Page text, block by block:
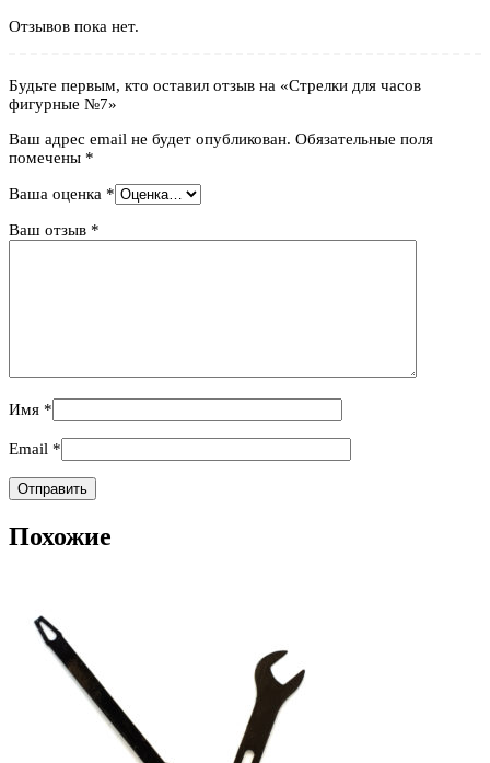
Отзывов пока нет.
Будьте первым, кто оставил отзыв на «Стрелки для часов
фигурные №7»
Ваш адрес email не будет опубликован. Обязательные поля
помечены *
Ваша оценка *
Ваш отзыв *
Имя *
Email *
Похожие